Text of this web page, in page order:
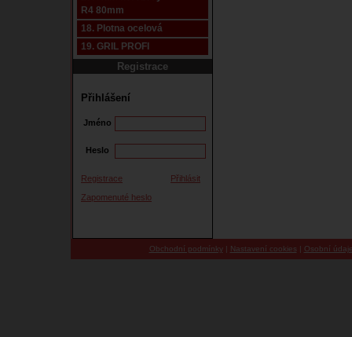
R4 80mm
18. Plotna ocelová
19. GRIL PROFI
Registrace
Přihlášení
Jméno
Heslo
Registrace
Přihlásit
Zapomenuté heslo
Obchodní podmínky| Nastavení cookies | Osobní